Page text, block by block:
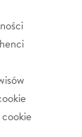
cookie